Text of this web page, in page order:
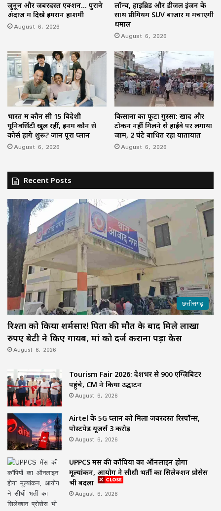
जुनून और जबरदस्त एक्शन… पुराने
अंदाज में दिखे इमरान हाशमी
August 6, 2026
लॉन्च, हाइब्रिड और डीजल इंजन के
साथ प्रीमियम SUV बाजार में मचाएगी
धमाल
August 6, 2026
भारत में कौन सी 15 विदेशी
यूनिवर्सिटी खुल रहीं, इनमें कौन से
कोर्स होंगे शुरू? जानें पूरा प्लान
August 6, 2026
किसानों का फूटा गुस्सा: खाद और
टोकन नहीं मिलने से हाईवे पर लगाया
जाम, 2 घंटे बाधित रहा यातायात
August 6, 2026
Recent Posts
छत्तीसगढ़
रिश्तों को किया शर्मसार! पिता की मौत के बाद मिले लाखों
रुपए बेटी ने किए गायब, मां को दर्ज कराना पड़ा केस
August 6, 2026
Tourism Fair 2026: देशभर से 900 एग्ज़िबिटर
पहुंचे, CM ने किया उद्घाटन
August 6, 2026
Airtel के 5G प्लान को मिला जबरदस्त रिस्पॉन्स,
पोस्टपेड यूजर्स 3 करोड़
August 6, 2026
UPPCS मेंस की कॉपियों का ऑनलाइन होगा
मूल्यांकन, आयोग ने सीधी भर्ती का सिलेक्शन प्रोसेस
भी बदला
August 6, 2026